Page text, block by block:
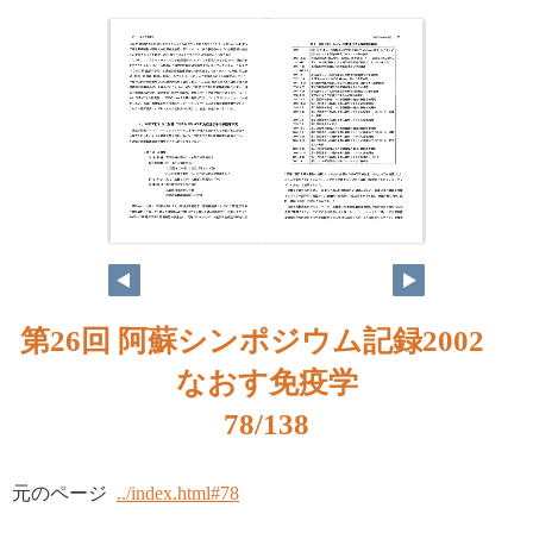
第26回 阿蘇シンポジウム記録2002
なおす免疫学
78/138
元のページ ../index.html#78